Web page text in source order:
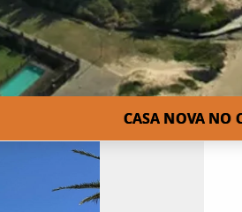
CASA NOVA NO